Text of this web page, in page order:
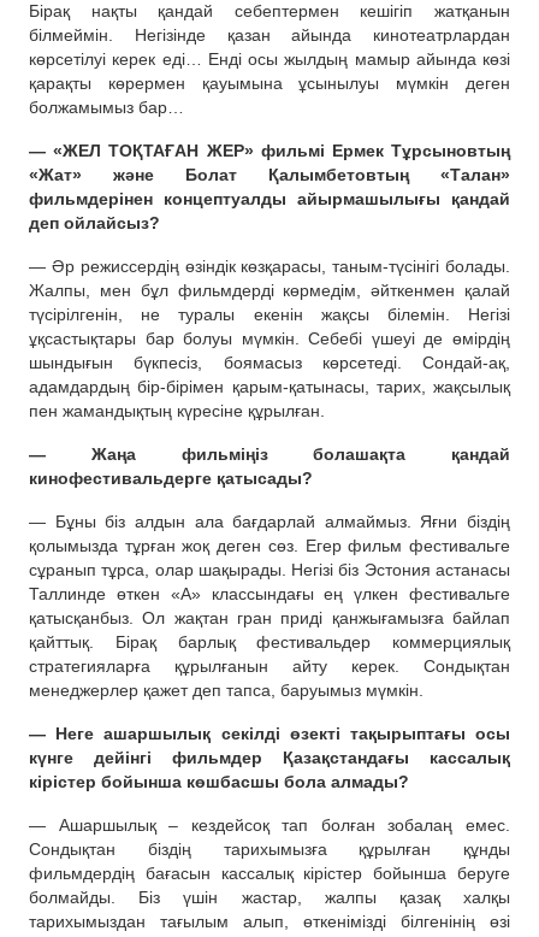
Бірақ нақты қандай себептермен кешігіп жатқанын
білмеймін. Негізінде қазан айында кинотеатрлардан
көрсетілуі керек еді… Енді осы жылдың мамыр айында көзі
қарақты көрермен қауымына ұсынылуы мүмкін деген
болжамымыз бар…
— «ЖЕЛ ТОҚТАҒАН ЖЕР» фильмі Ермек Тұрсыновтың
«Жат» және Болат Қалымбетовтың «Талан»
фильмдерінен концептуалды айырмашылығы қандай
деп ойлайсыз?
— Әр режиссердің өзіндік көзқарасы, таным-түсінігі болады.
Жалпы, мен бұл фильмдерді көрмедім, әйткенмен қалай
түсірілгенін, не туралы екенін жақсы білемін. Негізі
ұқсастықтары бар болуы мүмкін. Себебі үшеуі де өмірдің
шындығын бүкпесіз, боямасыз көрсетеді. Сондай-ақ,
адамдардың бір-бірімен қарым-қатынасы, тарих, жақсылық
пен жамандықтың күресіне құрылған.
— Жаңа фильміңізболашақта қандай
кинофестивальдерге қатысады?
— Бұны біз алдын ала бағдарлай алмаймыз. Яғни біздің
қолымызда тұрған жоқ деген сөз. Егер фильм фестивальге
сұранып тұрса, олар шақырады. Негізі біз Эстония астанасы
Таллинде өткен «А» классындағы ең үлкен фестивальге
қатысқанбыз. Ол жақтан гран приді қанжығамызға байлап
қайттық. Бірақ барлық фестивальдер коммерциялық
стратегияларға құрылғанын айту керек. Сондықтан
менеджерлер қажет деп тапса, баруымыз мүмкін.
— Негеашаршылық секілді өзекті тақырыптағыосы
күнге дейінгі фильмдер Қазақстандағы кассалық
кірістер бойынша көшбасшы бола алмады?
— Ашаршылық – кездейсоқ тап болған зобалаң емес.
Сондықтан біздің тарихымызға құрылған құнды
фильмдердің бағасын кассалық кірістер бойынша беруге
болмайды. Біз үшін жастар, жалпы қазақ халқы
тарихымыздан тағылым алып, өткенімізді білгенінің өзі